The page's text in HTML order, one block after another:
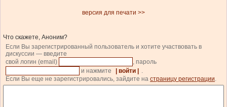
версия для печати >>
Что скажете, Аноним?
Если Вы зарегистрированный пользователь и хотите участвовать в
дискуссии — введите
свой логин (email)
, пароль
и нажмите
| войти |
.
Если Вы еще не зарегистрировались, зайдите на страницу регистрации.